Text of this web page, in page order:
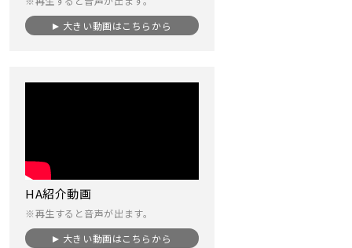
大きい動画はこちらから
HA紹介動画
※再生すると音声が出ます。
大きい動画はこちらから